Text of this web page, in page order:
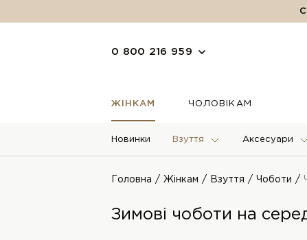
0 800 216 959
ЖІНКАМ ЧОЛОВІКАМ
Новинки Взуття Аксесуари
Головна Жінкам Взуття Чоботи
Зимові чоботи на